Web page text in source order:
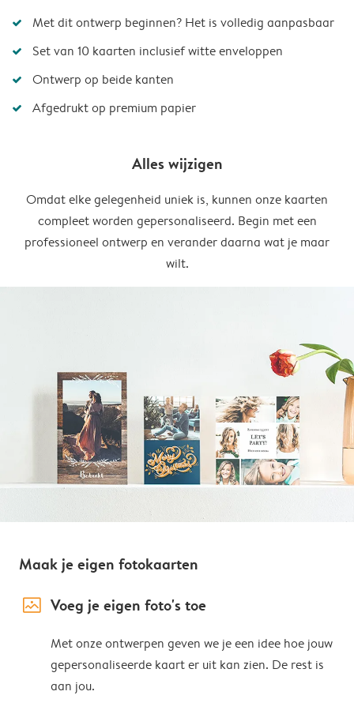
Met dit ontwerp beginnen? Het is volledig aanpasbaar
Set van 10 kaarten inclusief witte enveloppen
Ontwerp op beide kanten
Afgedrukt op premium papier
Alles wijzigen
Omdat elke gelegenheid uniek is, kunnen onze kaarten
compleet worden gepersonaliseerd. Begin met een
professioneel ontwerp en verander daarna wat je maar
wilt.
Maak je eigen fotokaarten
image_placeholder Voeg je eigen foto's toe
Met onze ontwerpen geven we je een idee hoe jouw
gepersonaliseerde kaart er uit kan zien. De rest is
aan jou.